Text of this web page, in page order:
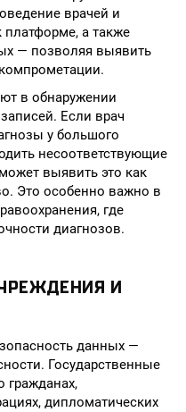
врачей и
а также
— позволяя выявить
в обнаружении
Если врач
у большого
несоответствующие
выявить это как
Это особенно важно в
где
диагнозов.
И
данных —
Государственные
гражданах,
дипломатических